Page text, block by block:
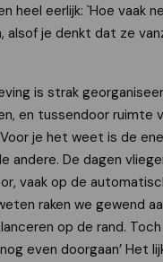
heel eerlijk: `Hoe vaak
alsof je denkt dat ze
is strak
en tussendoor ruimte
je het weet is de
andere. De dagen
vaak op de
raken we gewend
op de rand.
even doorgaan’ Het